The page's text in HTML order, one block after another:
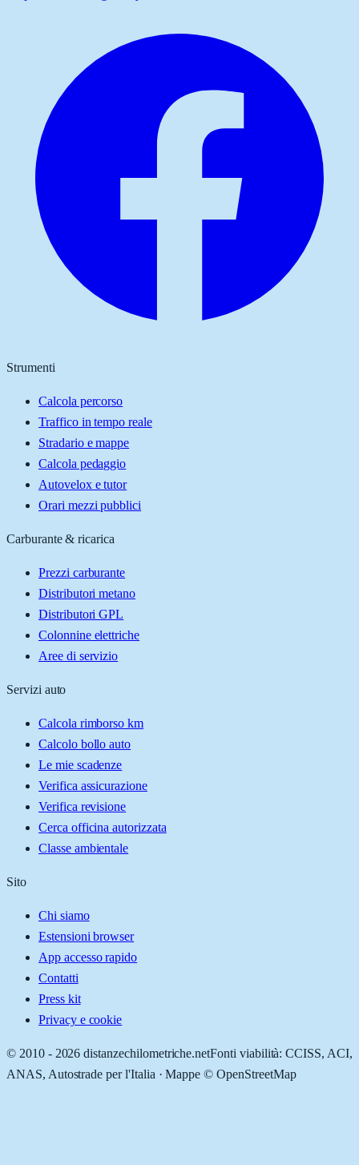
Strumenti
Calcola percorso
Traffico in tempo reale
Stradario e mappe
Calcola pedaggio
Autovelox e tutor
Orari mezzi pubblici
Carburante & ricarica
Prezzi carburante
Distributori metano
Distributori GPL
Colonnine elettriche
Aree di servizio
Servizi auto
Calcola rimborso km
Calcolo bollo auto
Le mie scadenze
Verifica assicurazione
Verifica revisione
Cerca officina autorizzata
Classe ambientale
Sito
Chi siamo
Estensioni browser
App accesso rapido
Contatti
Press kit
Privacy e cookie
© 2010 - 2026 distanzechilometriche.netFonti viabilità: CCISS, ACI,
ANAS, Autostrade per l'Italia · Mappe © OpenStreetMap